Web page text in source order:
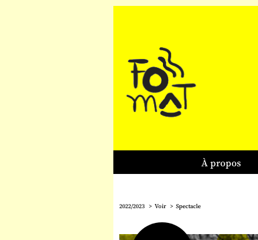
À propos
2022/2023 Voir Spectacle